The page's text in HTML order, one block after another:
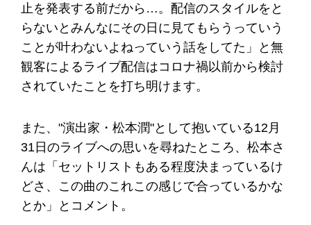
止を発表する前だから…。配信のスタイルをと
らないとみんなにその日に見てもらうっていう
ことが叶わないよねっていう話をしてた」と無
観客によるライブ配信はコロナ禍以前から検討
されていたことを打ち明けます。
また、"演出家・松本潤"として抱いている12月
31日のライブへの思いを尋ねたところ、松本さ
んは「セットリストもある程度決まっているけ
どさ、この曲のこれこの感じで合っているかな
とか」とコメント。